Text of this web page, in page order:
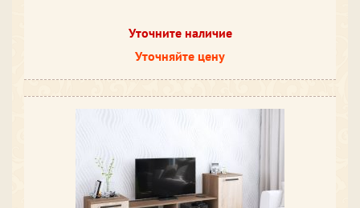
Уточните наличие
Уточняйте цену